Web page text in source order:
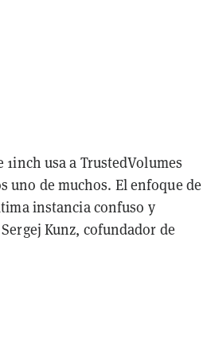
usa a TrustedVolumes
uno de muchos. El enfoque de
instancia confuso y
Sergej Kunz, cofundador de